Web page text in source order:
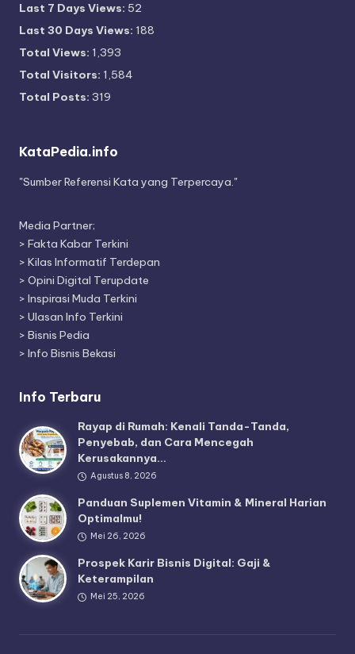
Last 7 Days Views: 52
Last 30 Days Views: 188
Total Views: 1,393
Total Visitors: 1,584
Total Posts: 319
KataPedia.info
"Sumber Referensi Kata yang Terpercaya."
Media Partner;
> Fakta Kabar Terkini
> Kilas Informatif Terdepan
> Opini Digital Terupdate
> Inspirasi Muda Terkini
> Ulasan Info Terkini
> Bisnis Pedia
> Info Bisnis Bekasi
Info Terbaru
Rayap di Rumah: Kenali Tanda-Tanda,
Penyebab, dan Cara Mencegah
Kerusakannya…
Agustus 8, 2026
Panduan Suplemen Vitamin & Mineral Harian
Optimalmu!
Mei 26, 2026
Prospek Karir Bisnis Digital: Gaji &
Keterampilan
Mei 25, 2026